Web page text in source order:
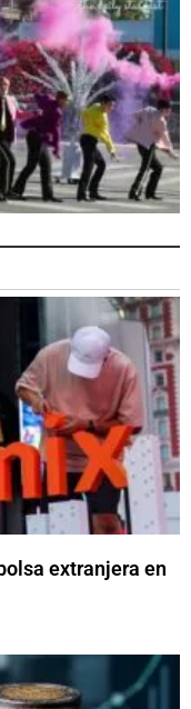
extranjera en